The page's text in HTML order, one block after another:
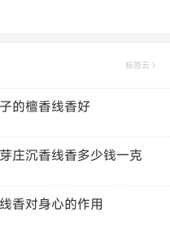
标签云
的檀香线香好
庄沉香线香多少钱一克
香对身心的作用